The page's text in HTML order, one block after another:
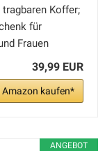
Koffer;
für
Frauen
39,99 EUR
Amazon kaufen*
ANGEBOT